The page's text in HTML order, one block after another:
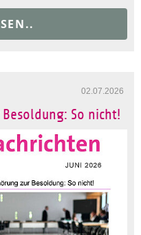
02.07.2026
So nicht!